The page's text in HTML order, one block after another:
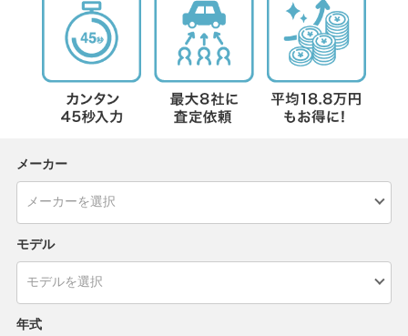
メーカー
モデル
年式